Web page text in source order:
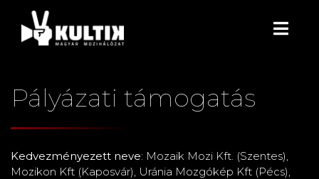
Pályázati támogatás
K edvezményezett neve: Mozaik Mozi Kft. (Szentes),
Mozikon Kft (Kaposvár), Uránia Mozgókép Kft (Pécs),